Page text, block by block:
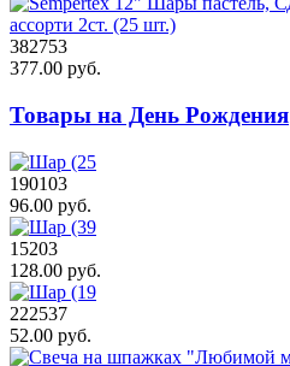
382753
377.00 руб.
Товары на День Рождения
190103
96.00 руб.
15203
128.00 руб.
222537
52.00 руб.